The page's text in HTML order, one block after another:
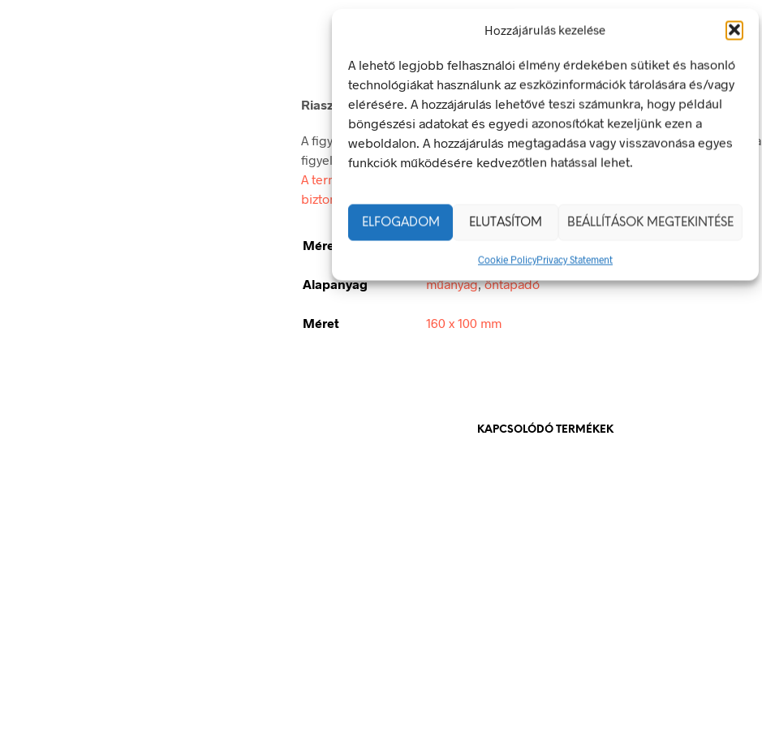
Hozzájárulás kezelése
A lehető legjobb felhasználói élmény érdekében sütiket és hasonló
technológiákat használunk az eszközinformációk tárolására és/vagy
elérésére. A hozzájárulás lehetővé teszi számunkra, hogy például
böngészési adatokat és egyedi azonosítókat kezeljünk ezen a
weboldalon. A hozzájárulás megtagadása vagy visszavonása egyes
funkciók működésére kedvezőtlen hatással lehet.
ELFOGADOM ELUTASÍTOM BEÁLLÍTÁSOK MEGTEKINTÉSE
Cookie PolicyPrivacy Statement
Riasztóval ellátott terület!
A figyelmeztető jel olyan biztonsági jel, amely valamely veszélyforrásra hívja fel a
figyelmet.
A termék megfelel a 2/1998. (I. 16.) MüM rendelet a munkahelyen alkalmazandó
biztonsági és egészségvédelmi jelzésekről szóló jogszabálynak
Méretek 160 × 100 mm
Alapanyag műanyag,öntapadó
Méret 160 x 100 mm
KAPCSOLÓDÓ TERMÉKEK